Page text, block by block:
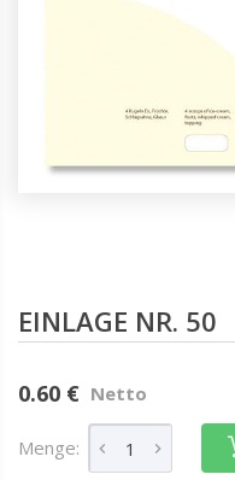
EINLAGE NR. 50
0.60 € Netto
Menge: